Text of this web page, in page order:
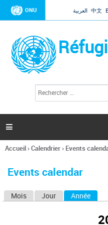
Jump
ONU العربية 中文
l
c
h
e

Vous
ici
Accueil›Calendrier› Events
Events calendar
Mois Jour Année